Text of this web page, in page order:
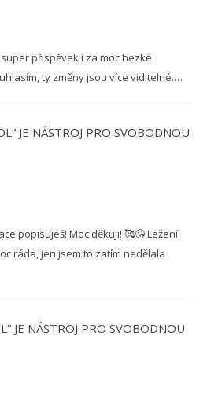
příspěvek i za moc hezké
ty změny jsou více viditelné.…
JE NÁSTROJ PRO SVOBODNOU
popisuješ! Moc děkuji! 🥰😘 Ležení
ráda, jen jsem to zatím nedělala
JE NÁSTROJ PRO SVOBODNOU